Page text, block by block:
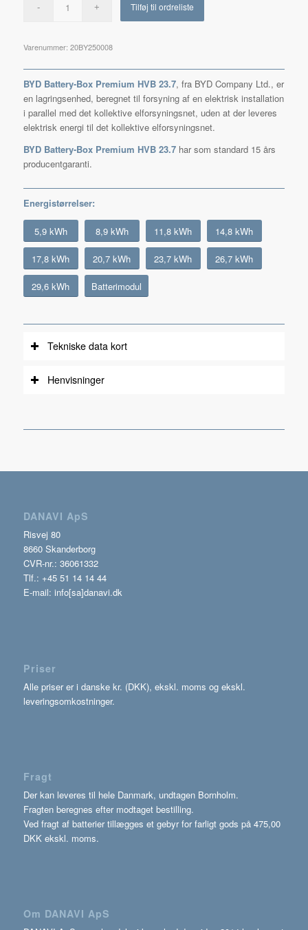
Tilføj til ordreliste
Varenummer: 20BY250008
BYD Battery-Box Premium HVB 23.7, fra BYD Company Ltd., er
en lagringsenhed, beregnet til forsyning af en elektrisk installation
i parallel med det kollektive elforsyningsnet, uden at der leveres
elektrisk energi til det kollektive elforsyningsnet.
BYD Battery-Box Premium HVB 23.7 har som standard 15 års
producentgaranti.
Energistørrelser:
5,9 kWh 8,9 kWh 11,8 kWh 14,8 kWh
17,8 kWh 20,7 kWh 23,7 kWh 26,7 kWh
29,6 kWh Batterimodul
Tekniske data kort
Henvisninger
DANAVI ApS
Risvej 80
8660 Skanderborg
CVR-nr.: 36061332
Tlf.: +45 51 14 14 44
E-mail: info[sa]danavi.dk
Priser
Alle priser er i danske kr. (DKK), ekskl. moms og ekskl.
leveringsomkostninger.
Fragt
Der kan leveres til hele Danmark, undtagen Bornholm.
Fragten beregnes efter modtaget bestilling.
Ved fragt af batterier tillægges et gebyr for farligt gods på 475,00
DKK ekskl. moms.
Om DANAVI ApS